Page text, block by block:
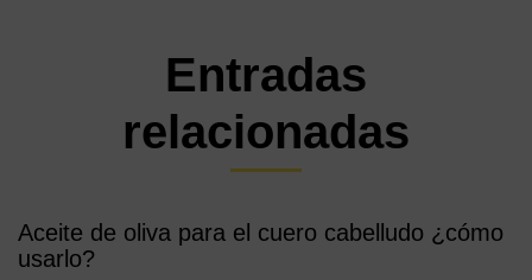
Entradas
relacionadas
Aceite de oliva para el cuero cabelludo ¿cómo
usarlo?